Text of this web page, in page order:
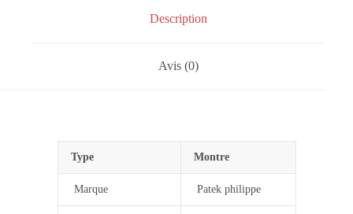
Description
Avis (0)
Type Montre
Marque Patek philippe